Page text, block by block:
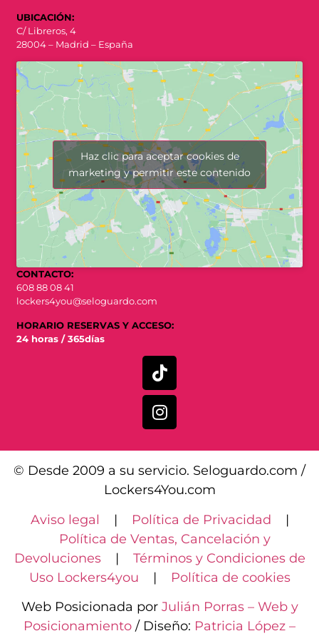
UBICACIÓN:
C/ Libreros, 4
28004 – Madrid – España
Haz clic para aceptar cookies de
marketing y permitir este contenido
CONTACTO:
608 88 08 41
lockers4you@seloguardo.com
HORARIO RESERVAS Y ACCESO:
24 horas / 365días
© Desde 2009 a su servicio. Seloguardo.com /
Lockers4You.com
Aviso legal | Política de Privacidad |
Política de Ventas, Cancelación y
Devoluciones| Términos y Condiciones de
Uso Lockers4you |
Política de cookies
Web Posicionada por Julián Porras – Web y
Posicionamiento / Diseño: Patricia López –